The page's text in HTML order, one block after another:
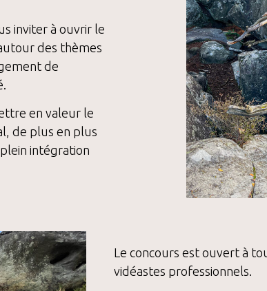
inviter à ouvrir le
des thèmes
de
en valeur le
de plus en plus
intégration
Le concours est ouvert à
vidéastes professionnels.